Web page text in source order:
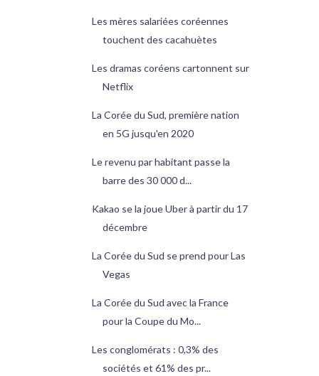
Les mères salariées coréennes
touchent des cacahuètes
Les dramas coréens cartonnent sur
Netflix
La Corée du Sud, première nation
en 5G jusqu'en 2020
Le revenu par habitant passe la
barre des 30 000 d...
Kakao se la joue Uber à partir du 17
décembre
La Corée du Sud se prend pour Las
Vegas
La Corée du Sud avec la France
pour la Coupe du Mo...
Les conglomérats : 0,3% des
sociétés et 61% des pr...